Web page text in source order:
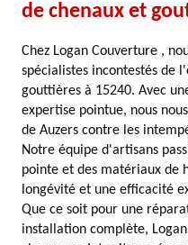
de chenaux et
Chez Logan Couverture ,
spécialistes incontestés de
gouttières à 15240. Avec
expertise pointue, nous
de Auzers contre les
Notre équipe d'artisans
pointe et des matériaux de
longévité et une efficacité
Que ce soit pour une
installation complète,